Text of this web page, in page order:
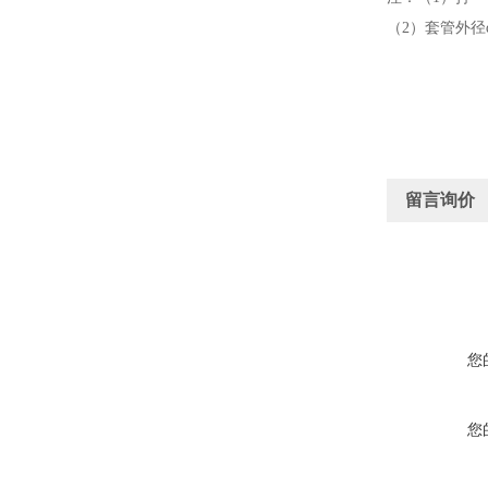
（2）套管外
留言询价
您
您